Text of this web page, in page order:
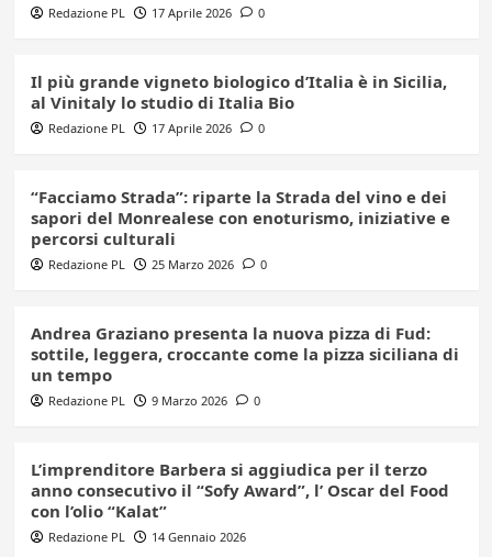
Redazione PL 17 Aprile 2026 0
Il più grande vigneto biologico d’Italia è in Sicilia,
al Vinitaly lo studio di Italia Bio
Redazione PL 17 Aprile 2026 0
“Facciamo Strada”: riparte la Strada del vino e dei
sapori del Monrealese con enoturismo, iniziative e
percorsi culturali
Redazione PL 25 Marzo 2026 0
Andrea Graziano presenta la nuova pizza di Fud:
sottile, leggera, croccante come la pizza siciliana di
un tempo
Redazione PL 9 Marzo 2026 0
L’imprenditore Barbera si aggiudica per il terzo
anno consecutivo il “Sofy Award”, l’ Oscar del Food
con l’olio “Kalat”
Redazione PL 14 Gennaio 2026